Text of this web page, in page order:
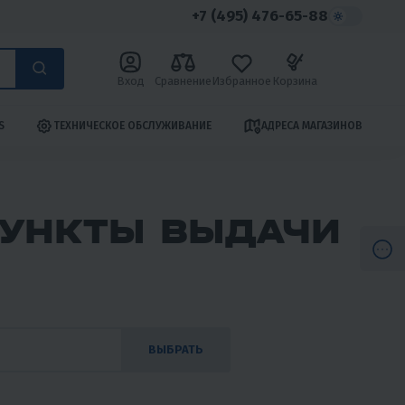
+7 (495) 476-65-88
Вход Сравнение Избранное Корзина
ТЕХНИЧЕСКОЕ ОБСЛУЖИВАНИЕ АДРЕСА МАГАЗИНОВ
ВЫДАЧИ
ВЫБРАТЬ